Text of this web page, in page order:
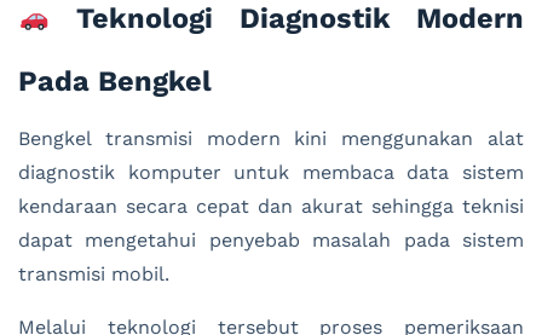
Teknologi Diagnostik Modern
Pada Bengkel
Bengkel transmisi modern kini menggunakan alat
diagnostik komputer untuk membaca data sistem
kendaraan secara cepat dan akurat sehingga teknisi
dapat mengetahui penyebab masalah pada sistem
transmisi mobil.
Melalui teknologi tersebut proses pemeriksaan